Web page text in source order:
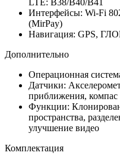
Интерфейсы: Wi-Fi
(MirPay)
Навигация: GPS,
Дополнительно
Операционная
Датчики:
приближения, компас
Функции:
пространства,
улучшение видео
Комплектация